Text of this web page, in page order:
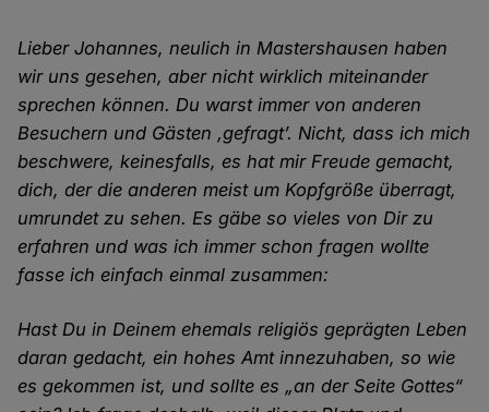
Lieber Johannes, neulich in Mastershausen haben
wir uns gesehen, aber nicht wirklich miteinander
sprechen können. Du warst immer von anderen
Besuchern und Gästen ‚gefragt’. Nicht, dass ich mich
beschwere, keinesfalls, es hat mir Freude gemacht,
dich, der die anderen meist um Kopfgröße überragt,
umrundet zu sehen. Es gäbe so vieles von Dir zu
erfahren und was ich immer schon fragen wollte
fasse ich einfach einmal zusammen:
Hast Du in Deinem ehemals religiös geprägten Leben
daran gedacht, ein hohes Amt innezuhaben, so wie
es gekommen ist, und sollte es „an der Seite Gottes“